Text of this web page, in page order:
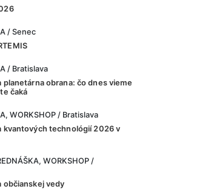
/ Senec
/ Bratislava
planetárna obrana: čo dnes vieme
čaká
WORKSHOP / Bratislava
kvantových technológií 2026 v
WORKSHOP /
občianskej vedy